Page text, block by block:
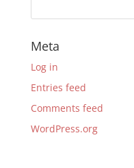
Meta
Log in
Entries feed
Comments feed
WordPress.org